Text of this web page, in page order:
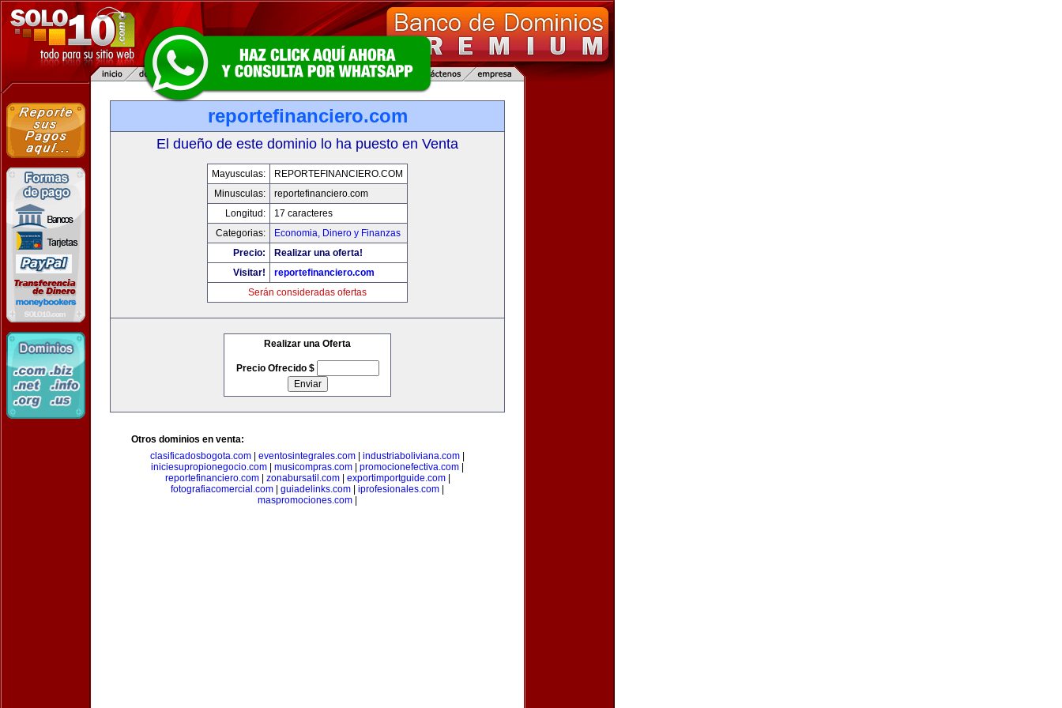
reportefinanciero.com
El dueño de este dominio lo ha puesto en Venta
Mayusculas:
REPORTEFINANCIERO.COM
Minusculas:
reportefinanciero.com
Longitud:
17 caracteres
Categorias:
Economia, Dinero y Finanzas
Precio:
Realizar una oferta!
Visitar!
reportefinanciero.com
Serán consideradas ofertas
Realizar una Oferta
Precio Ofrecido $
Otros dominios en venta:
clasificadosbogota.com
eventosintegrales.com industriaboliviana.com
iniciesupropionegocio.com
musicompras.com promocionefectiva.com
reportefinanciero.com| zonabursatil.com| exportimportguide.com|
fotografiacomercial.com
guiadelinks.com iprofesionales.com
maspromociones.com